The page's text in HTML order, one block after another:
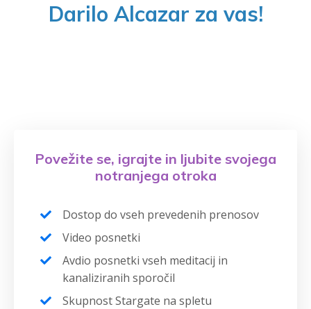
Darilo Alcazar za vas!
Povežite se, igrajte in ljubite svojega
notranjega otroka
Dostop do vseh prevedenih prenosov
Video posnetki
Avdio posnetki vseh meditacij in
kanaliziranih sporočil
Skupnost Stargate na spletu